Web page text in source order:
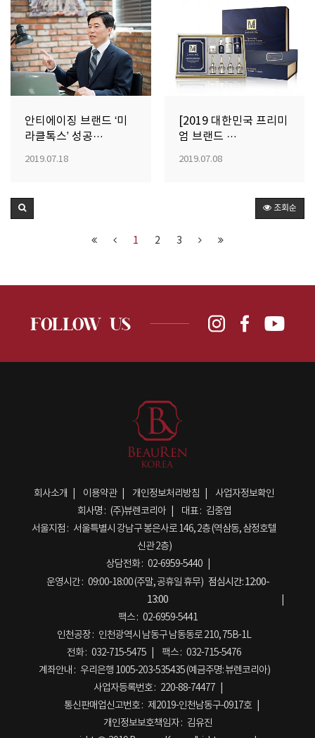
안티에이징 브랜드 ‘미
라클톡스’ 성공…
2019.07.18
[2019 대한민국 프리미
엄 브랜드 …
2019.07.08
조회순
1 2 3
회사소개 이용약관 개인정보처리방침
사업자정보확인
회사명 : (주)뷰렌코리아 대표 : 김중엽
서울지점 : 서울특별시 강남구 봉은사로 146, 2층 (역삼동, 삼정호텔
신관 2층)
상담전화 : 02-6959-5440
운영시간 : 09:00-18:00 (주말, 공휴일 휴무) 점심시간:12:00-
13:00
팩스 : 02-6959-5441
인천공장 : 인천광역시 남동구 남동동로 210, 75B-1L
전화 : 032-715-5475 팩스 : 032-715-5476
계좌안내 : 우리은행 1005-203-535435 (예금주명: 뷰렌코리아)
사업자등록번호 : 220-88-74477
통신판매업신고번호 : 제2019-인천남동구-0917호
개인정보보호책임자 : 김유진